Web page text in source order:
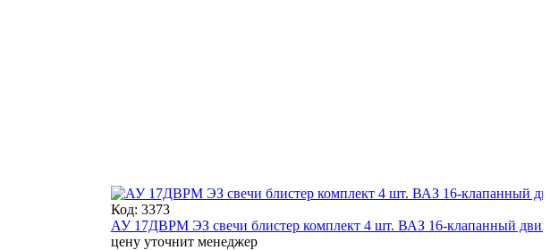
Код: 3373
АУ 17ДВРМ ЭЗ свечи блистер комплект 4 шт. ВАЗ 16-клапанный
цену уточнит менеджер